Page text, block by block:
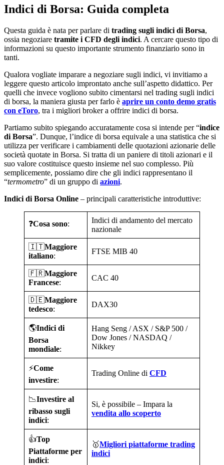
Indici di Borsa: Guida completa
Questa guida è nata per parlare di trading sugli indici di Borsa,
ossia negoziare tramite i CFD degli indici. A cercare questo tipo di
informazioni su questo importante strumento finanziario sono in
tanti.
Qualora vogliate imparare a negoziare sugli indici, vi invitiamo a
leggere questo articolo improntato anche sull’aspetto didattico. Per
quelli che invece vogliono subito cimentarsi nel trading sugli indici
di borsa, la maniera giusta per farlo è aprire un conto demo gratis
con eToro, tra i migliori broker a offrire indici di borsa.
Partiamo subito spiegando accuratamente cosa si intende per “indice
di Borsa”. Dunque, l’indice di borsa equivale a una statistica che si
utilizza per verificare i cambiamenti delle quotazioni azionarie delle
società quotate in Borsa. Si tratta di un paniere di titoli azionari e il
suo valore costituisce questo insieme nel suo complesso. Più
semplicemente, possiamo dire che gli indici rappresentano il
“termometro” di un gruppo di azioni.
Indici di Borsa Online – principali caratteristiche introduttive:
❓Cosa sono:
Indici di andamento del mercato
nazionale
🇮🇹Maggiore
italiano:
FTSE MIB 40
🇫🇷Maggiore
Francese:
CAC 40
🇩🇪Maggiore
tedesco:
DAX30
🌎Indici di
Borsa
mondiale:
Hang Seng / ASX / S&P 500 /
Dow Jones / NASDAQ /
Nikkey
⚡Come
investire:
Trading Online di CFD
📉Investire al
ribasso sugli
indici:
Si, è possibile – Impara la
vendita allo scoperto
👍Top
Piattaforme per
indici:
🥇Migliori piattaforme trading
indici